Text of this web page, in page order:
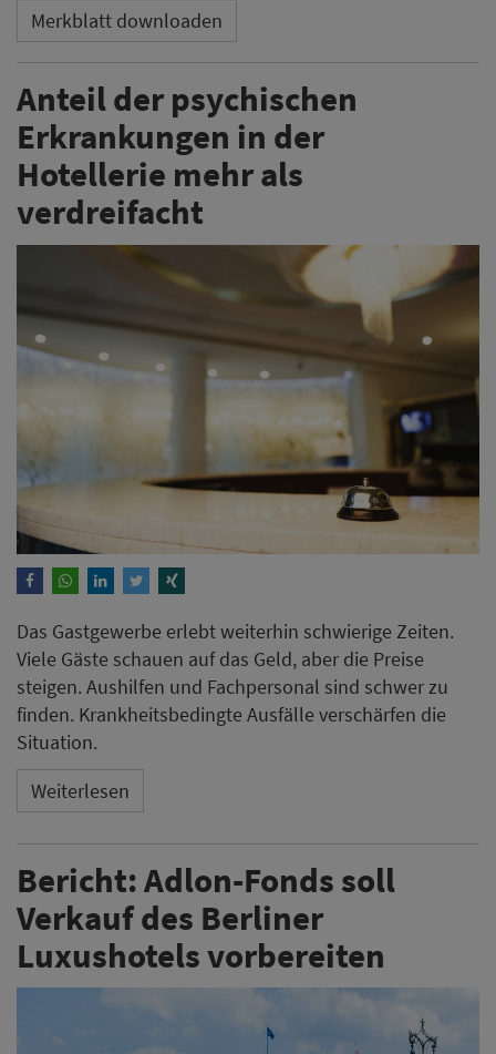
Merkblatt downloaden
Anteil der psychischen
Erkrankungen in der
Hotellerie mehr als
verdreifacht
Das Gastgewerbe erlebt weiterhin schwierige Zeiten.
Viele Gäste schauen auf das Geld, aber die Preise
steigen. Aushilfen und Fachpersonal sind schwer zu
finden. Krankheitsbedingte Ausfälle verschärfen die
Situation.
Weiterlesen
Bericht: Adlon-Fonds soll
Verkauf des Berliner
Luxushotels vorbereiten